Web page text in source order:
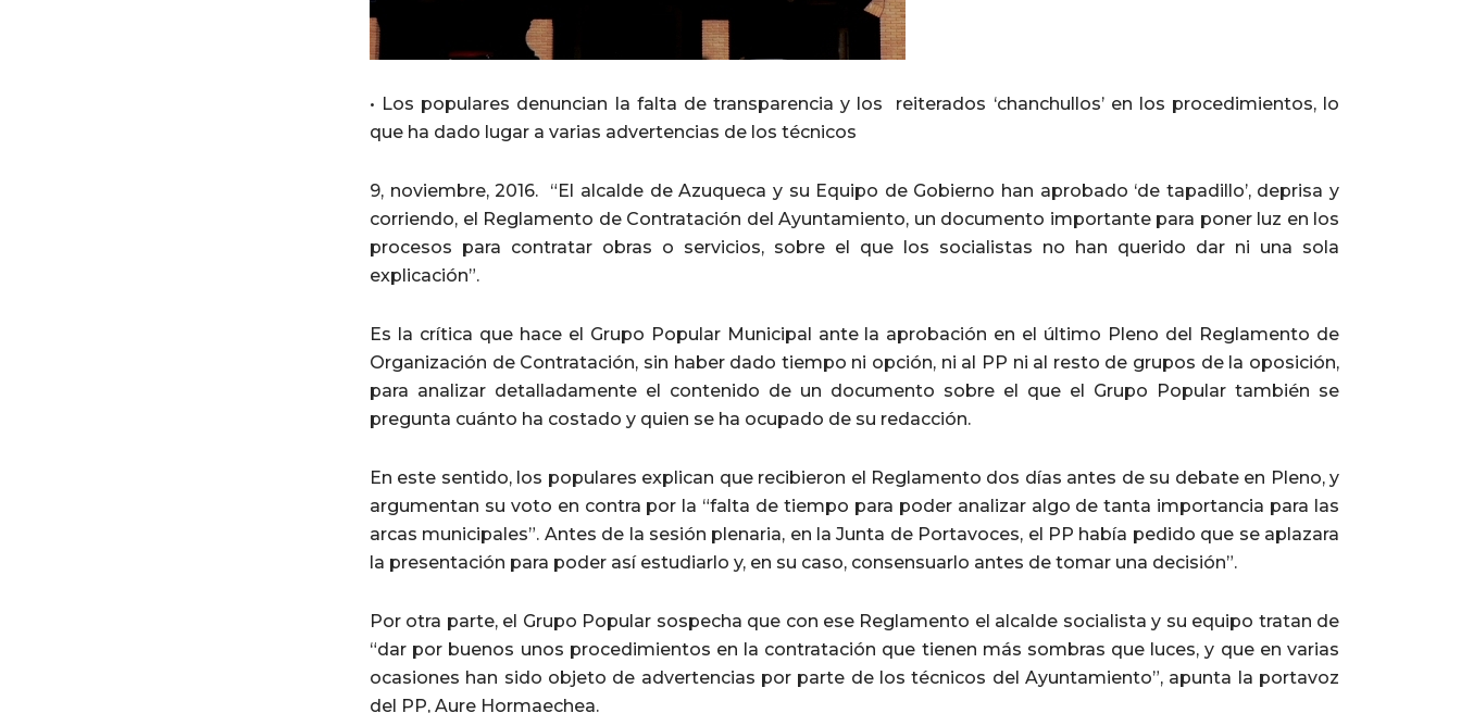
• Los populares denuncian la falta de transparencia y los reiterados ‘chanchullos’ en los procedimientos, lo
que ha dado lugar a varias advertencias de los técnicos
9, noviembre, 2016. “El alcalde de Azuqueca y su Equipo de Gobierno han aprobado ‘de tapadillo’, deprisa y
corriendo, el Reglamento de Contratación del Ayuntamiento, un documento importante para poner luz en los
procesos para contratar obras o servicios, sobre el que los socialistas no han querido dar ni una sola
explicación”.
Es la crítica que hace el Grupo Popular Municipal ante la aprobación en el último Pleno del Reglamento de
Organización de Contratación, sin haber dado tiempo ni opción, ni al PP ni al resto de grupos de la oposición,
para analizar detalladamente el contenido de un documento sobre el que el Grupo Popular también se
pregunta cuánto ha costado y quien se ha ocupado de su redacción.
En este sentido, los populares explican que recibieron el Reglamento dos días antes de su debate en Pleno, y
argumentan su voto en contra por la “falta de tiempo para poder analizar algo de tanta importancia para las
arcas municipales”. Antes de la sesión plenaria, en la Junta de Portavoces, el PP había pedido que se aplazara
la presentación para poder así estudiarlo y, en su caso, consensuarlo antes de tomar una decisión”.
Por otra parte, el Grupo Popular sospecha que con ese Reglamento el alcalde socialista y su equipo tratan de
“dar por buenos unos procedimientos en la contratación que tienen más sombras que luces, y que en varias
ocasiones han sido objeto de advertencias por parte de los técnicos del Ayuntamiento”, apunta la portavoz
del PP, Aure Hormaechea.